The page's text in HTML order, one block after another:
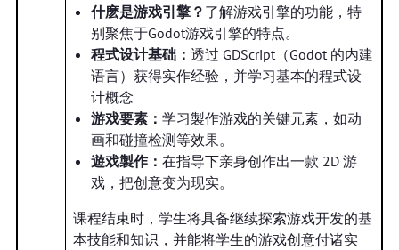
什麽是游戏引擎？ 了解游戏引擎的功能，特
别聚焦于Godot游戏引擎的特点。
程式设计基础： 透过 GDScript（Godot 的内建
语言）获得实作经验，并学习基本的程式设
计概念
游戏要素： 学习製作游戏的关键元素，如动
画和碰撞检测等效果。
遊戏製作： 在指导下亲身创作出一款 2D 游
戏，把创意变为现实。
课程结束时，学生将具备继续探索游戏开发的基
本技能和知识，并能将学生的游戏创意付诸实